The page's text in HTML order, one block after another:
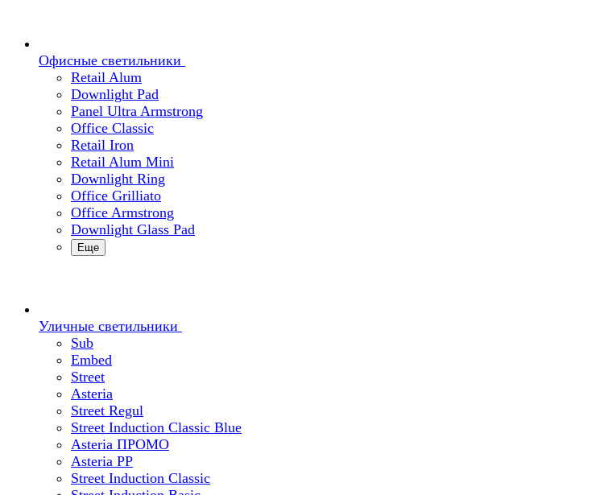
Офисные светильники
Retail Alum
Downlight Pad
Panel Ultra Armstrong
Office Classic
Retail Iron
Retail Alum Mini
Downlight Ring
Office Grilliato
Office Armstrong
Downlight Glass Pad
Еще
Уличные светильники
Sub
Embed
Street
Asteria
Street Regul
Street Induction Classic Blue
Asteria ПРОМО
Asteria PP
Street Induction Classic